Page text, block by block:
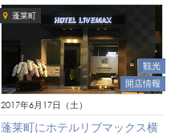
蓬莱町
観光
開店情報
2017年6月17日（土）
蓬莱町にホテルリブマックス横